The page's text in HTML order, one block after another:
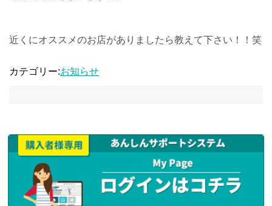
近くにオススメのお店がありましたら教えて下さい！！笑
カテゴリー:お知らせ